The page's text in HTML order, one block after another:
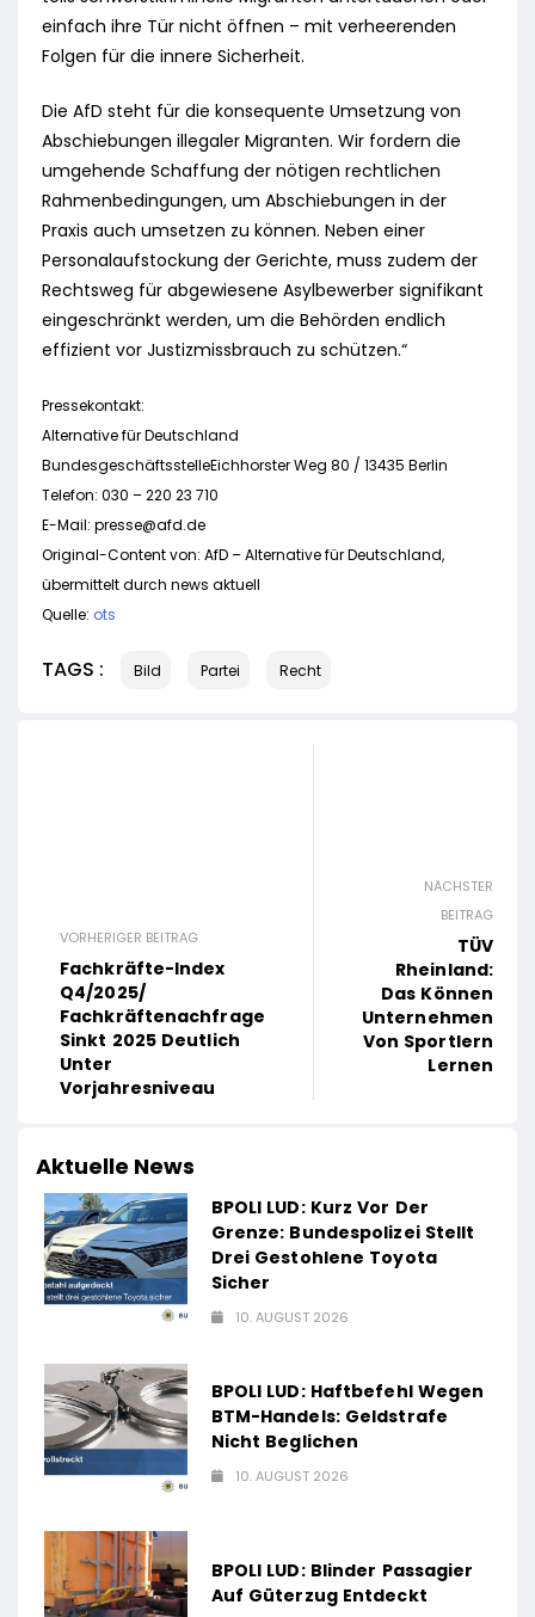
einfach ihre Tür nicht öffnen – mit verheerenden
Folgen für die innere Sicherheit.
Die AfD steht für die konsequente Umsetzung von
Abschiebungen illegaler Migranten. Wir fordern die
umgehende Schaffung der nötigen rechtlichen
Rahmenbedingungen, um Abschiebungen in der
Praxis auch umsetzen zu können. Neben einer
Personalaufstockung der Gerichte, muss zudem der
Rechtsweg für abgewiesene Asylbewerber signifikant
eingeschränkt werden, um die Behörden endlich
effizient vor Justizmissbrauch zu schützen.“
Pressekontakt:
Alternative für Deutschland
BundesgeschäftsstelleEichhorster Weg 80 / 13435 Berlin
Telefon: 030 – 220 23 710
E-Mail: presse@afd.de
Original-Content von: AfD – Alternative für Deutschland,
übermittelt durch news aktuell
Quelle: ots
TAGS : Bild Partei Recht
VORHERIGER BEITRAG
Fachkräfte-Index
Q4/2025/
Fachkräftenachfrage
Sinkt 2025 Deutlich
Unter
Vorjahresniveau
NÄCHSTER
BEITRAG
TÜV
Rheinland:
Das Können
Unternehmen
Von Sportlern
Lernen
Aktuelle News
BPOLI LUD: Kurz Vor Der
Grenze: Bundespolizei Stellt
Drei Gestohlene Toyota
Sicher
10. AUGUST 2026
BPOLI LUD: Haftbefehl Wegen
BTM-Handels: Geldstrafe
Nicht Beglichen
10. AUGUST 2026
BPOLI LUD: Blinder Passagier
Auf Güterzug Entdeckt